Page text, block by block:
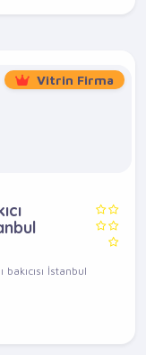
Vitrin Firma
İstanbul